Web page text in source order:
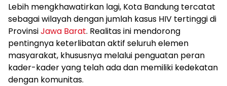
Lebih mengkhawatirkan lagi, Kota Bandung tercatat
sebagai wilayah dengan jumlah kasus HIV tertinggi di
ProvinsiJawa Barat. Realitas ini mendorong
pentingnya keterlibatan aktif seluruh elemen
masyarakat, khususnya melalui penguatan peran
kader-kader yang telah ada dan memiliki kedekatan
dengan komunitas.